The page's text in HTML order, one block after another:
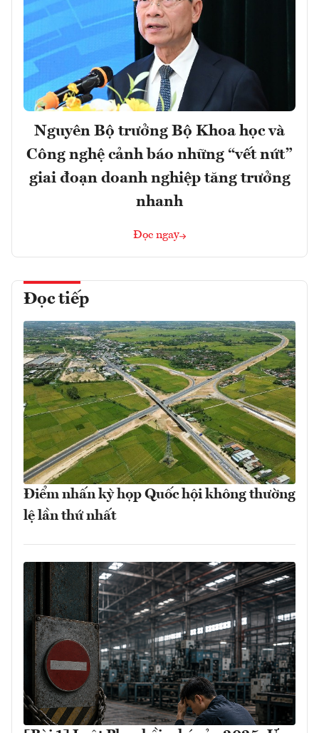
Nguyên Bộ trưởng Bộ Khoa học và
Công nghệ cảnh báo những “vết nứt”
giai đoạn doanh nghiệp tăng trưởng
nhanh
Đọc ngay
Đọc tiếp
Điểm nhấn kỳ họp Quốc hội không thường
lệ lần thứ nhất